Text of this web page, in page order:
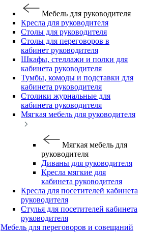
Мебель для руководителя
Кресла для руководителя
Столы для руководителя
Столы для переговоров в
кабинет руководителя
Шкафы, стеллажи и полки для
кабинета руководителя
Тумбы, комоды и подставки для
кабинета руководителя
Столики журнальные для
кабинета руководителя
Мягкая мебель для руководителя
Мягкая мебель для
руководителя
Диваны для руководителя
Кресла мягкие для
кабинета руководителя
Кресла для посетителей кабинета
руководителя
Стулья для посетителей кабинета
руководителя
Мебель для переговоров и совещаний